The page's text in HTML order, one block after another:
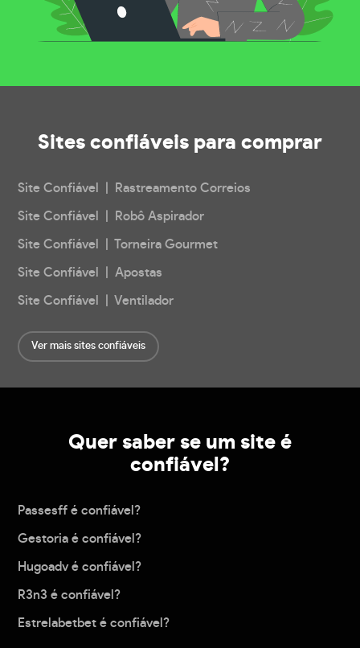
Sites confiáveis para comprar
Site Confiável | Rastreamento Correios
Site Confiável | Robô Aspirador
Site Confiável | Torneira Gourmet
Site Confiável | Apostas
Site Confiável | Ventilador
Ver mais sites confiáveis
Quer saber se um site é
confiável?
Passesff é confiável?
Gestoria é confiável?
Hugoadv é confiável?
R3n3 é confiável?
Estrelabetbet é confiável?